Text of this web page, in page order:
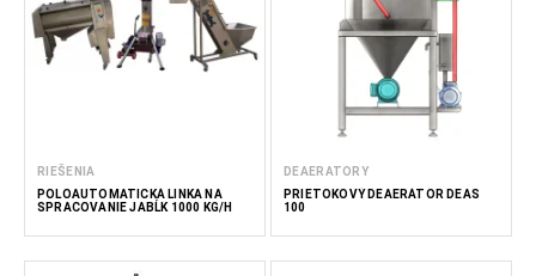
RIEŠENIA
POLOAUTOMATICKÁ LINKA NA
SPRACOVANIE JABĹK 1000 KG/H
DEAERATORY
PRIETOKOVÝ DEAERÁTOR DEAS
100